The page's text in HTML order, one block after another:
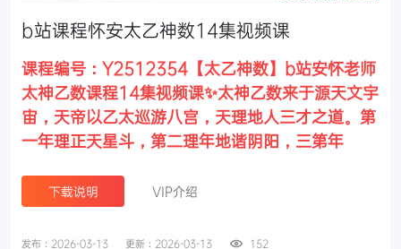
b站课程怀安太乙神数14集视频课
课程编号：Y2512354【太乙神数】b站安怀‬老师
太神乙‬数课程14集视频课✨太神乙‬数来于源‬天文宇
宙，天帝以乙太‬巡游八宫，天理‬地人三才之道。第
一年理正天‬星斗，第二理年‬地谐阴阳，三第‬年
下载说明 VIP介绍
发布：2026-03-13 更新：2026-03-13 152